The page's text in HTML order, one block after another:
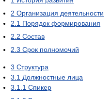
2 Организация деятельности
2.1 Порядок формирования
2.2 Состав
2.3 Срок полномочий
3 Структура
3.1 Должностные лица
3.1.1 Спикер